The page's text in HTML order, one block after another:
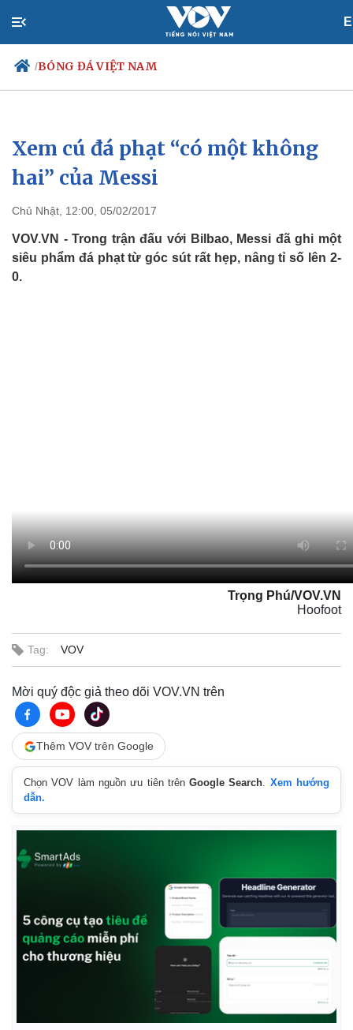
/BÓNG ĐÁ VIỆT NAM
Chính trị
Đảng
Tổ chức nhân sự
Nhận diện sự thật
Xã hội
Việc làm
Biển đảo
Video
Xem cú đá phạt “có một không
hai” của Messi
Chủ Nhật, 12:00, 05/02/2017
VOV.VN - Trong trận đấu với Bilbao, Messi đã ghi một
siêu phẩm đá phạt từ góc sút rất hẹp, nâng tỉ số lên 2-
0.
Trọng Phú/VOV.VN
Hoofoot
Tag: VOV
Mời quý độc giả theo dõi VOV.VN trên
Thêm VOV trên Google
Chọn VOV làm nguồn ưu tiên trênGoogle Search. Xem hướng
dẫn.